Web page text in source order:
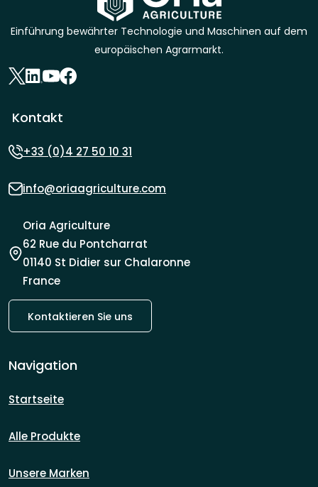
Einführung bewährter Technologie und Maschinen auf dem
europäischen Agrarmarkt.
Kontakt
+33 (0)4 27 50 10 31
info@oriaagriculture.com
Oria Agriculture
62 Rue du Pontcharrat
01140 St Didier sur Chalaronne
France
Kontaktieren Sie uns
Navigation
Startseite
Alle Produkte
Unsere Marken